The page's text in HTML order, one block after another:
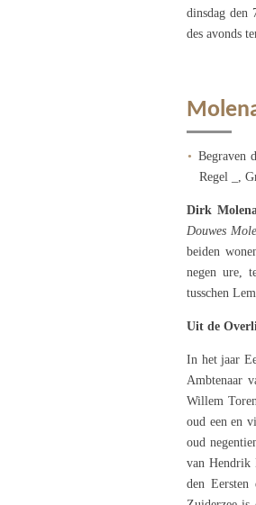
dinsdag den
des avonds
Begraven
Regel _,
Dirk
Douwes
beiden
negen ure,
tusschen
Uit de
In het jaar
Ambtenaar
Willem
oud een en
oud
van Hendrik
den